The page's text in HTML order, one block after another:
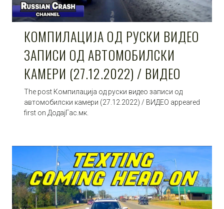
КОМПИЛАЦИЈА ОД РУСКИ ВИДЕО
ЗАПИСИ ОД АВТОМОБИЛСКИ
КАМЕРИ (27.12.2022) / ВИДЕО
The post Компилација од руски видео записи од
автомобилски камери (27.12.2022) / ВИДЕО appeared
first on ДодајГас.мк.